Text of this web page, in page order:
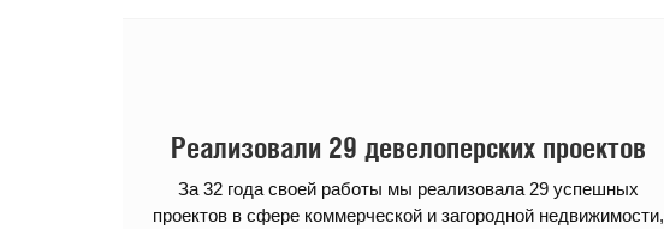
Реализовали 29 девелоперских проектов
За 32 года своей работы мы реализовала 29 успешных
проектов в сфере коммерческой и загородной недвижимости,